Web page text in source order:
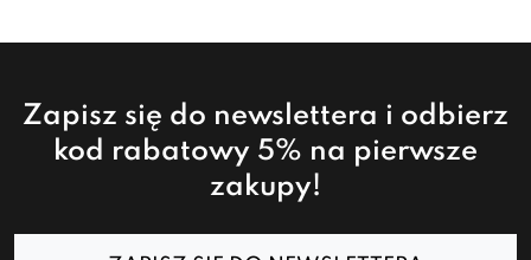
Zapisz się do newslettera i odbierz
kod rabatowy 5% na pierwsze
zakupy!